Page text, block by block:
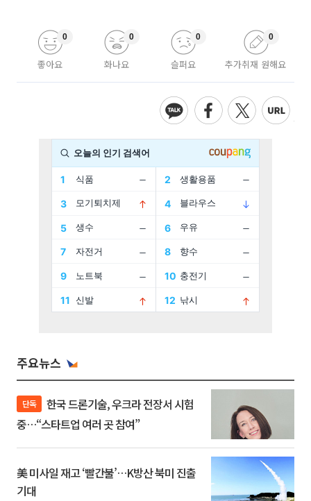
좋아요
0
화나요
0
슬퍼요
0
추가취재 원해요
0
주요뉴스
단독
중…“스타트업 여러 곳 참여”
美 미사일 재고 ‘빨간불’…K방산 북미 진출
기대